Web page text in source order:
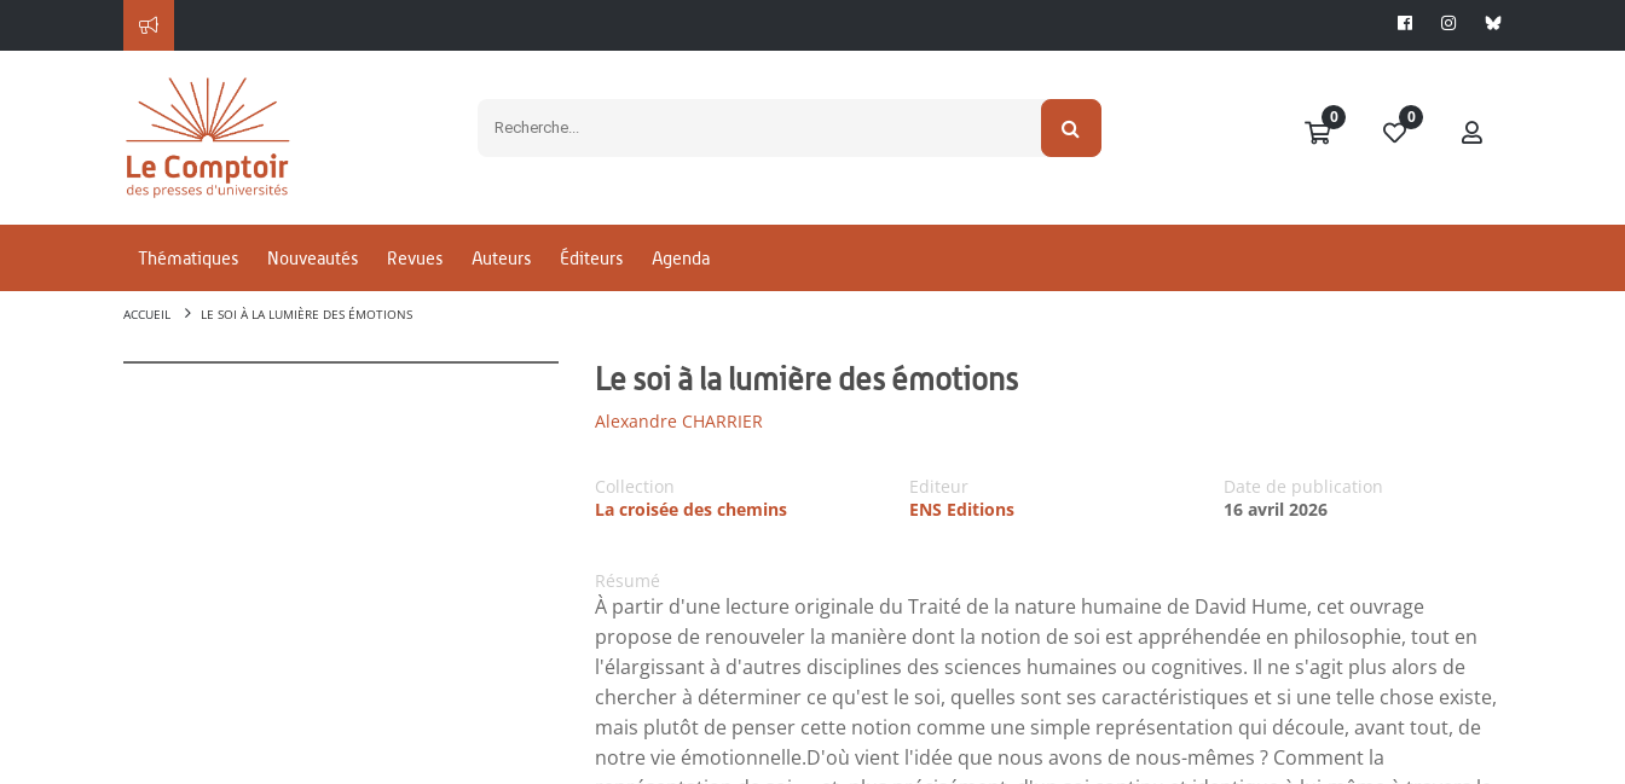
0 0
Thématiques Nouveautés Revues Auteurs Éditeurs Agenda
ACCUEIL LE SOI À LA LUMIÈRE DES ÉMOTIONS
Le soi à la lumière des émotions
Alexandre CHARRIER
Collection
La croisée des chemins
Editeur
ENS Editions
Date de publication
16 avril 2026
Résumé
À partir d'une lecture originale du Traité de la nature humaine de David Hume, cet ouvrage
propose de renouveler la manière dont la notion de soi est appréhendée en philosophie, tout en
l'élargissant à d'autres disciplines des sciences humaines ou cognitives. Il ne s'agit plus alors de
chercher à déterminer ce qu'est le soi, quelles sont ses caractéristiques et si une telle chose existe,
mais plutôt de penser cette notion comme une simple représentation qui découle, avant tout, de
notre vie émotionnelle.D'où vient l'idée que nous avons de nous-mêmes ? Comment la